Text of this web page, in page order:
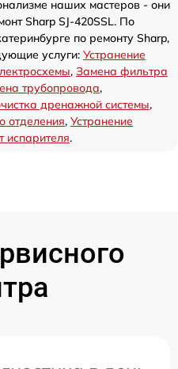
наших мастеров - они
Sharp SJ-420SSL. По
по ремонту Sharp,
услуги: Устранение
, Замена фильтра
трубопровода,
дренажной системы,
отделения, Устранение
испарителя.